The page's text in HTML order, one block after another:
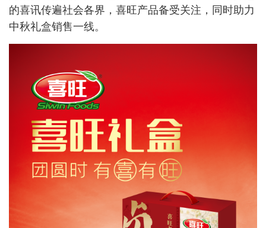
的喜讯传遍社会各界，喜旺产品备受关注，同时助力
中秋礼盒销售一线。